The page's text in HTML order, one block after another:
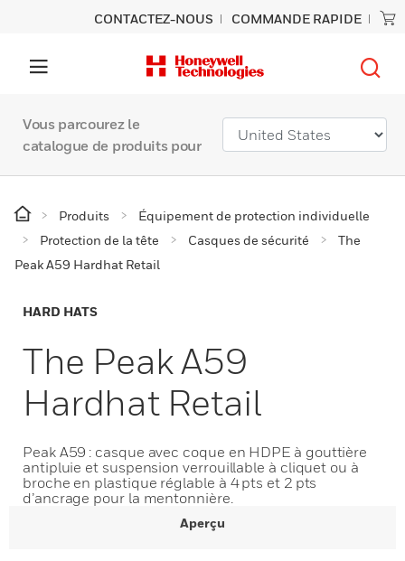
CONTACTEZ-NOUS COMMANDE RAPIDE
Vous parcourez le
catalogue de produits pour
Produits
Équipement de protection individuelle
Protection de la tête
Casques de sécurité
The
Peak A59 Hardhat Retail
HARD HATS
The Peak A59
Hardhat Retail
Peak A59 : casque avec coque en HDPE à gouttière
antipluie et suspension verrouillable à cliquet ou à
broche en plastique réglable à 4 pts et 2 pts
d’ancrage pour la mentonnière.
Aperçu